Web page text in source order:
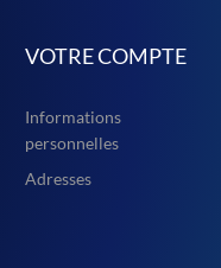
VOTRE COMPTE
Informations
personnelles
Adresses